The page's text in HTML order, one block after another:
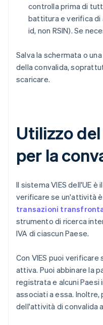
controlla prima di
battitura e verifica
id, non RSIN). Se
Salva la schermata o
della convalida,
scaricare.
Utilizzo
per la
Il sistema VIES dell'UE
verificare se un'attività
transazioni
strumento di ricerca
IVA di ciascun Paese.
Con VIES puoi verificare
attiva. Puoi abbinare la
registrata e alcuni Paesi
associati a essa.
dell'attività di convalida